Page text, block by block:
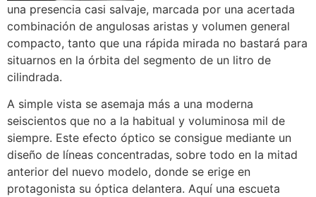
una presencia casi salvaje, marcada por una acertada
combinación de angulosas aristas y volumen general
compacto, tanto que una rápida mirada no bastará para
situarnos en la órbita del segmento de un litro de
cilindrada.
A simple vista se asemaja más a una moderna
seiscientos que no a la habitual y voluminosa mil de
siempre. Este efecto óptico se consigue mediante un
diseño de líneas concentradas, sobre todo en la mitad
anterior del nuevo modelo, donde se erige en
protagonista su óptica delantera. Aquí una escueta